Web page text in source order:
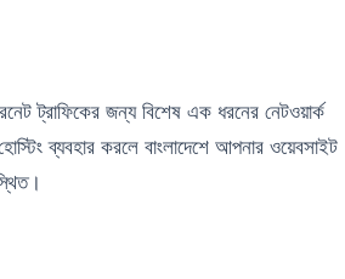
জন্য বিশেষ এক ধরনের নেটওয়ার্ক
ব্যবহার করলে বাংলাদেশে আপনার ওয়েবসাইট